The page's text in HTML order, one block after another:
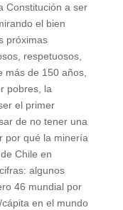
Constitución a ser
el bien
próximas
respetuosos,
más de 150 años,
pobres, la
el primer
de no tener una
por qué la minería
Chile en
algunos
46 mundial por
en el mundo